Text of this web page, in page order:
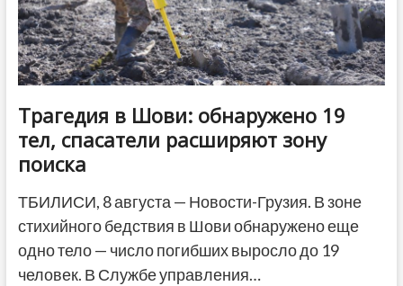
Трагедия в Шови: обнаружено 19
тел, спасатели расширяют зону
поиска
ТБИЛИСИ, 8 августа — Новости-Грузия. В зоне
стихийного бедствия в Шови обнаружено еще
одно тело — число погибших выросло до 19
человек. В Службе управления…